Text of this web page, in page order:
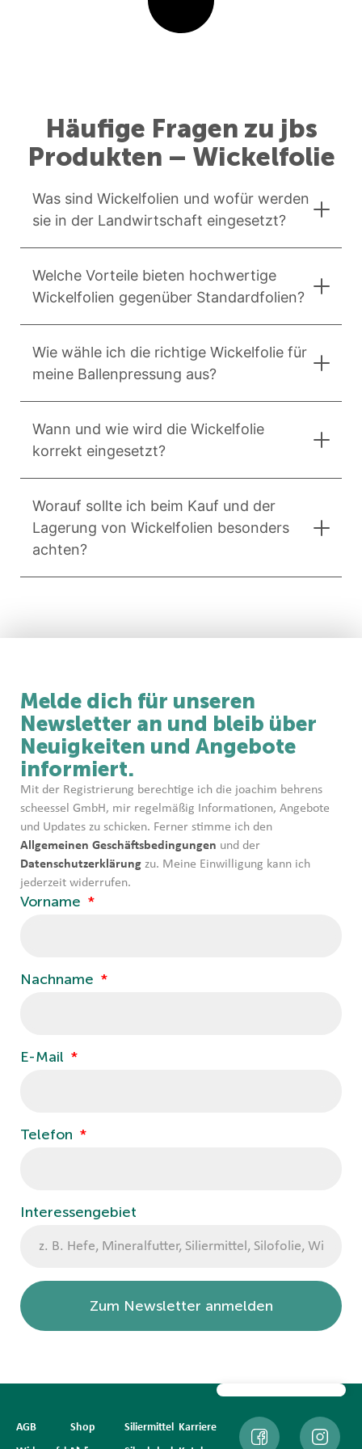
Häufige Fragen zu jbs
Produkten – Wickelfolie
Was sind Wickelfolien und wofür werden
sie in der Landwirtschaft eingesetzt?
Welche Vorteile bieten hochwertige
Wickelfolien gegenüber Standardfolien?
Wie wähle ich die richtige Wickelfolie für
meine Ballenpressung aus?
Wann und wie wird die Wickelfolie
korrekt eingesetzt?
Worauf sollte ich beim Kauf und der
Lagerung von Wickelfolien besonders
achten?
Melde dich für unseren
Newsletter an und bleib über
Neuigkeiten und Angebote
informiert.
Mit der Registrierung berechtige ich die joachim behrens
scheessel GmbH, mir regelmäßig Informationen, Angebote
und Updates zu schicken. Ferner stimme ich den
Allgemeinen Geschäftsbedingungen und der
Datenschutzerklärung zu. Meine Einwilligung kann ich
jederzeit widerrufen.
Vorname
Nachname
E-Mail
Telefon
Interessengebiet
Zum Newsletter anmelden
AGB
Shop
Siliermittel Karriere